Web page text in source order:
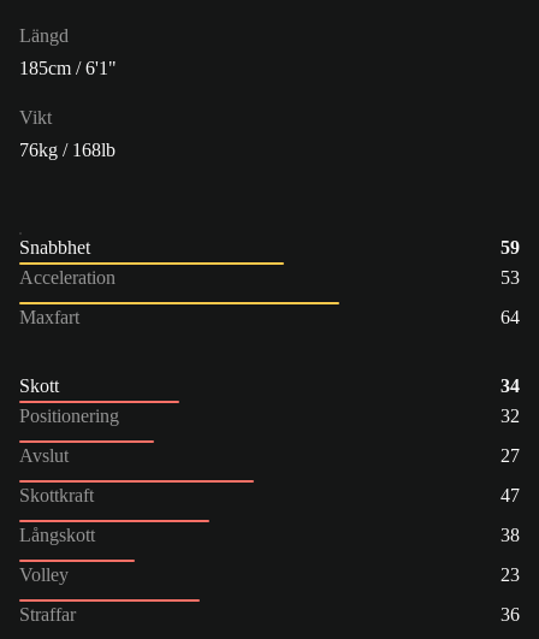
Längd
185cm / 6'1"
Vikt
76kg / 168lb
Snabbhet
59
Acceleration
53
Maxfart
64
Skott
34
Positionering
32
Avslut
27
Skottkraft
47
Långskott
38
Volley
23
Straffar
36